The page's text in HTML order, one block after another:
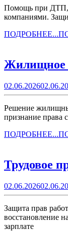
Помощь при ДТП, лишении прав, спорах со страховыми
компаниями.
ПОДРОБНЕЕ...
Жилищное
02.06.2026
Решение жилищных споров, выселение, раздел имущества,
признание права
ПОДРОБНЕЕ...
Трудовое
02.06.2026
Защита прав работников и работодателей: трудовые споры,
восстановление
зарплате